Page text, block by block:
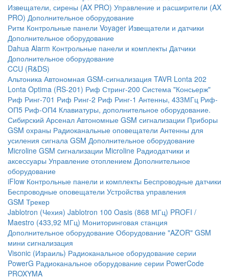
Извещатели, сирены (AX PRO) Управление и расширители (AX
PRO) Дополнительное оборудование
Ритм Контрольные панели Voyager Извещатели и датчики
Дополнительное оборудование
Dahua Alarm Контрольные панели и комплекты Датчики
Дополнительное оборудование
CCU (R&DS)
Альтоника Автономная GSM-сигнализация TAVR Lonta 202
Lonta Optima (RS-201) Риф Стринг-200 Система "Консьерж"
Риф Ринг-701 Риф Ринг-2 Риф Ринг-1 Антенны, 433МГц Риф-
ОП5 Риф-ОП4 Клавиатуры, дополнительное оборудование.
Сибирский Арсенал Автономные GSM сигнализации Приборы
GSM охраны Радиоканальные оповещатели Антенны для
усиления сигнала GSM Дополнительное оборудование
Microline GSM cигнализации Microline Радиодатчики и
аксессуары Управление отоплением Дополнительное
оборудование
iFlow Контрольные панели и комплекты Беспроводные датчики
Беспроводные оповещатели Устройства управления
GSM Трекер
Jablotron (Чехия) Jablotron 100 Oasis (868 МГц) PROFI /
Maestro (433,92 МГц) Мониторинговая станция
Дополнительное оборудование Оборудование "AZOR" GSM
мини сигнализация
Visonic (Израиль) Радиоканальное оборудование серии
PowerG Радиоканальное оборудование серии PowerCode
PROXYMA